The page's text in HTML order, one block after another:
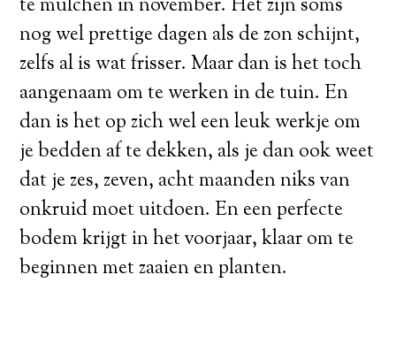
te mulchen in november. Het zijn soms
nog wel prettige dagen als de zon schijnt,
zelfs al is wat frisser. Maar dan is het toch
aangenaam om te werken in de tuin. En
dan is het op zich wel een leuk werkje om
je bedden af te dekken, als je dan ook weet
dat je zes, zeven, acht maanden niks van
onkruid moet uitdoen. En een perfecte
bodem krijgt in het voorjaar, klaar om te
beginnen met zaaien en planten.